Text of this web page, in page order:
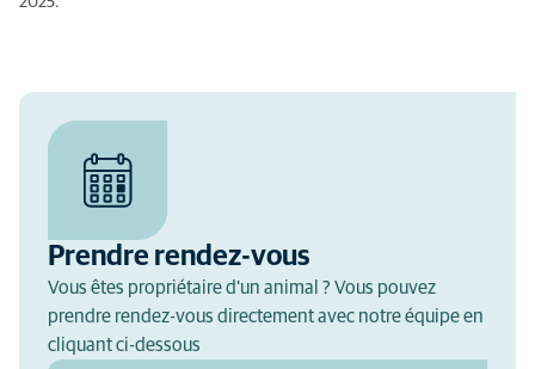
Prendre rendez-vous
Vous êtes propriétaire d'un animal ? Vous pouvez
prendre rendez-vous directement avec notre équipe en
cliquant ci-dessous